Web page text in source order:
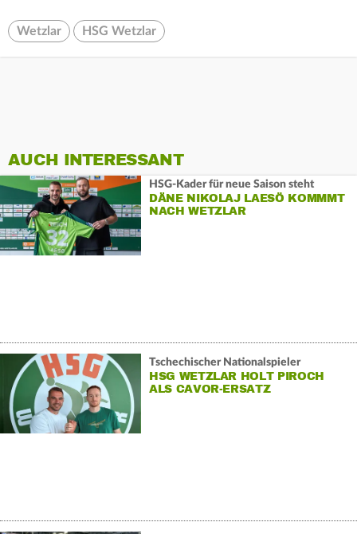
Wetzlar HSG Wetzlar
AUCH INTERESSANT
HSG-Kader für neue Saison steht
DÄNE NIKOLAJ LAESÖ KOMMMT
NACH WETZLAR
Tschechischer Nationalspieler
HSG WETZLAR HOLT PIROCH
ALS CAVOR-ERSATZ